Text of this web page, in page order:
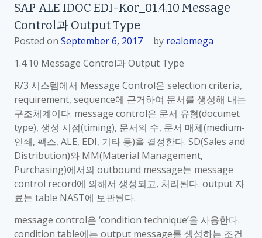
SAP ALE IDOC EDI-Kor_01.4.10 Message
Control과 Output Type
Posted on September 6, 2017 by realomega
1.4.10 Message Control과 Output Type
R/3 시스템에서 Message Control은 selection criteria,
requirement, sequence에 근거하여 문서를 생성해 내는
구조체계이다. message control은 문서 유형(documet
type), 생성 시점(timing), 문서의 수, 문서 매체(medium-
인쇄, 팩스, ALE, EDI, 기타 등)을 결정한다. SD(Sales and
Distribution)와 MM(Material Management,
Purchasing)에서의 outbound message는 message
control record에 의해서 생성되고, 처리된다. output 자
료는 table NAST에 보관된다.
message control은 ‘condition technique’을 사용한다.
condition table에는 output message를 생성하는 조건